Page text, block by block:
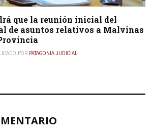
que la reunión inicial del
de asuntos relativos a Malvinas
POR PATAGONIA JUDICIAL